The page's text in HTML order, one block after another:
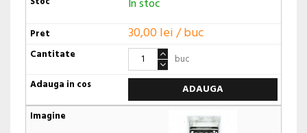
In stoc
30,00 lei / buc
buc
ADAUGA